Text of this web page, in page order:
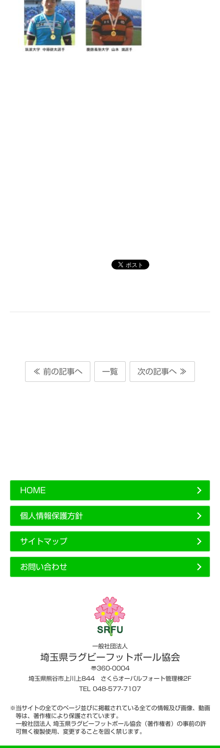
≪ 前の記事へ 一覧 次の記事へ ≫
HOME
個人情報保護方針
サイトマップ
お問い合わせ
一般社団法人
埼玉県ラグビーフットボール協会
〠360-0004
埼玉県熊谷市上川上844 さくらオーバルフォート管理棟2F
TEL 048-577-7107
※当サイトの全てのページ並びに掲載されている全ての情報及び画像、動画
等は、著作権により保護されています。
一般社団法人 埼玉県ラグビーフットボール協会（著作権者）の事前の許
可無く複製使用、変更することを固く禁じます。